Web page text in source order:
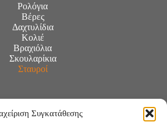
Συγκατάθεσης
Ρολόγια
Βέρες
Δαχτυλίδια
Κολιέ
Βραχιόλια
Σκουλαρίκια
Σταυροί